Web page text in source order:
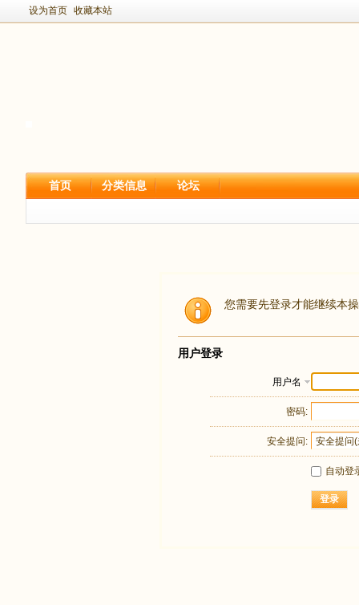
设为首页 收藏本站
首页 分类信息 论坛
您需要先登录才能继续本
用户登录
用户名
密码:
安全提问:
自动登
登录